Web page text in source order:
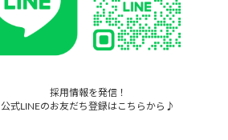
採用情報を発信！
公式LINEのお友だち登録はこちらから♪